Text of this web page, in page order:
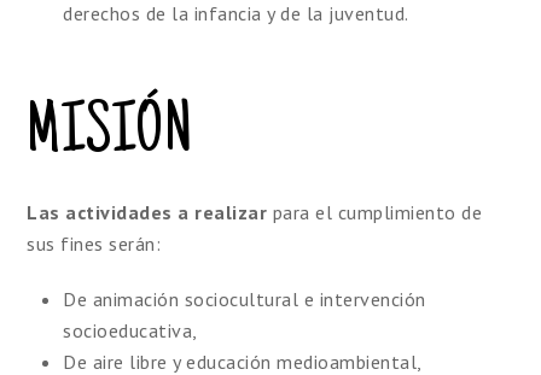
derechos de la infancia y de la juventud.
MISIÓN
Las actividades a realizar para el cumplimiento de
sus fines serán:
De animación sociocultural e intervención
socioeducativa,
De aire libre y educaciónmedioambiental,